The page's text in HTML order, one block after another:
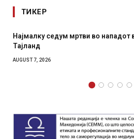
ТИКЕР
седум мртви во нападот врз
7, 2026